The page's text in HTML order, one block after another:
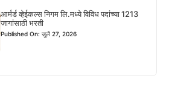
आर्मर्ड व्हेईकल्स निगम लि.मध्ये विविध पदांच्या 1213
जागांसाठी भरती
Published On: जुलै 27, 2026